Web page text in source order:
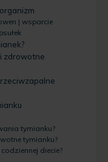
| wsparcie
zdrowotne
tymianku?
tymianku?
diecie?